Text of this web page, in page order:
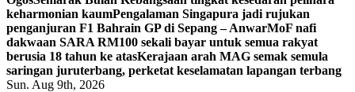
keharmonian kaumPengalaman Singapura jadi rujukan
penganjuran F1 Bahrain GP di Sepang – AnwarMoF nafi
dakwaan SARA RM100 sekali bayar untuk semua rakyat
berusia 18 tahun ke atasKerajaan arah MAG semak semula
saringan juruterbang, perketat keselamatan lapangan terbang
Sun. Aug 9th, 2026